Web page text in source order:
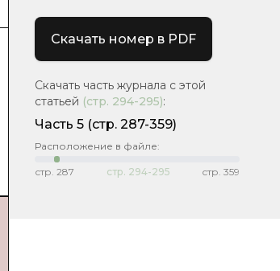
Скачать номер в PDF
Скачать часть журнала с этой
статьей (стр. 294-295):
Часть 5 (стр. 287-359)
Расположение в файле:
стр. 287 стр. 294-295 стр. 359